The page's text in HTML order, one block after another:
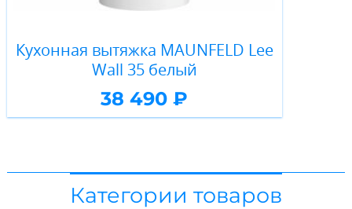
Кухонная вытяжка MAUNFELD Lee
Wall 35 белый
38 490 ₽
Категории товаров